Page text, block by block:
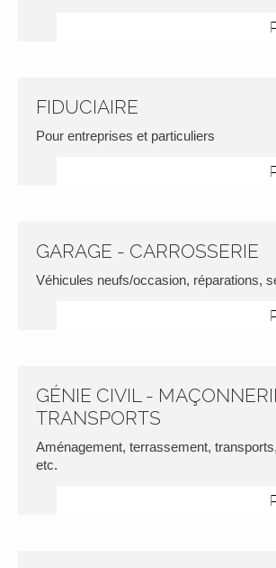
FIDUCIAIRE
Pour entreprises et particuliers
GARAGE - CARROSSERIE
Véhicules neufs/occasion, réparations,
GÉNIE CIVIL -
TRANSPORTS
Aménagement, terrassement,
etc.